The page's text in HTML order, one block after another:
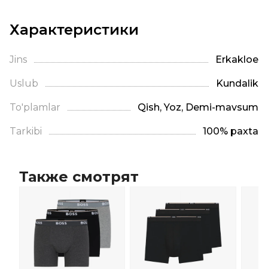
Характеристики
Jins Erkaklое
Uslub Kundalik
To'plamlar Qish, Yoz, Demi-mavsum
Tarkibi 100% paxta
Также смотрят